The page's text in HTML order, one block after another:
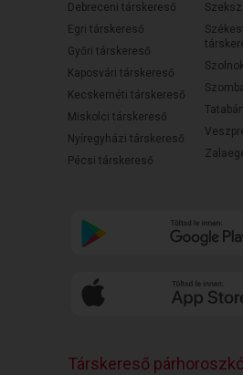
Debreceni társkereső
Egri társkereső
Győri társkereső
Kaposvári társkereső
Kecskeméti társkereső
Miskolci társkereső
Nyíregyházi társkereső
Pécsi társkereső
Társkereső